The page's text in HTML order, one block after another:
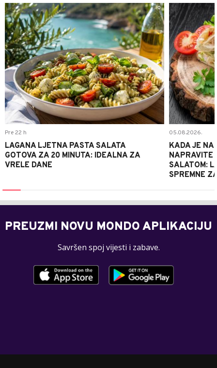
0
Pre 22 h
LAGANA LJETNA PASTA SALATA
GOTOVA ZA 20 MINUTA: IDEALNA ZA
VRELE DANE
05.08.2026.
KADA JE
NAPRAVITE
SALATOM:
SPREMNE
PREUZMI NOVU MONDO APLIKACIJU
Savršen spoj vijesti i zabave.